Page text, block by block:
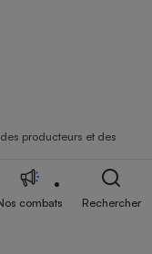
producteurs et des
combats Rechercher